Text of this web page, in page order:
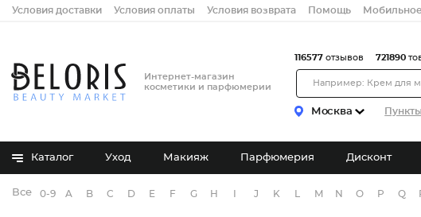
Условия доставки Условия оплаты Условия возврата Помощь
Интернет-магазин
косметики и парфюмерии
Москва
116577 отзывов 721890
Каталог Уход Макияж Парфюмерия Дисконт
Все бренды
0-9 A B C D E F G H J K M N O P Q